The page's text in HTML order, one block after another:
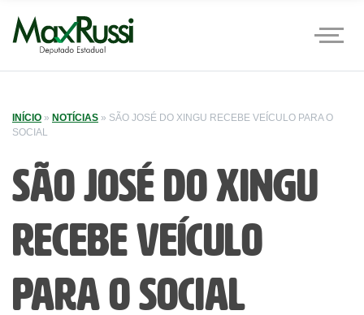
INÍCIO » NOTÍCIAS » SÃO JOSÉ DO XINGU RECEBE VEÍCULO PARA O
SOCIAL
São José do Xingu
recebe veículo
para o social